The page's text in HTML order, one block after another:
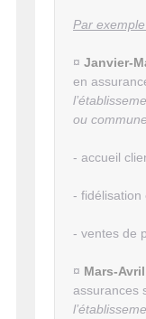
Par
¤ Janvier-
en
ou
- accueil
- fidélisation
- ventes de
¤ Mars-
assurances